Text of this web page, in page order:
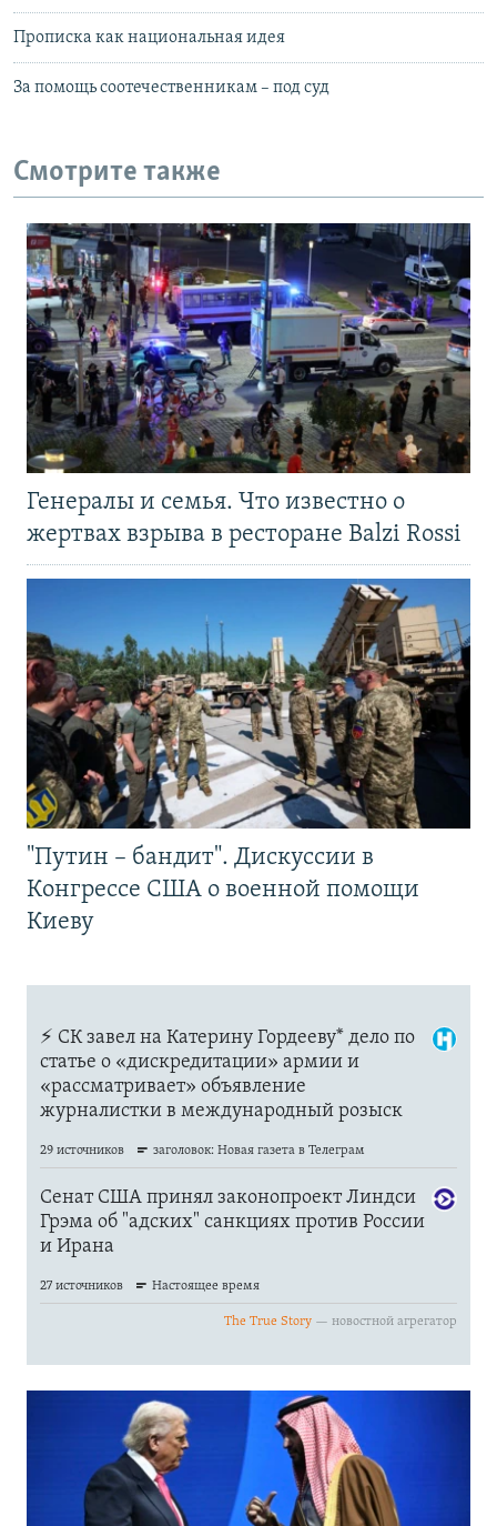
Прописка как национальная идея
За помощь соотечественникам – под суд
Смотрите также
Генералы и семья. Что известно о
жертвах взрыва в ресторане Balzi Rossi
"Путин – бандит". Дискуссии в
Конгрессе США о военной помощи
Киеву